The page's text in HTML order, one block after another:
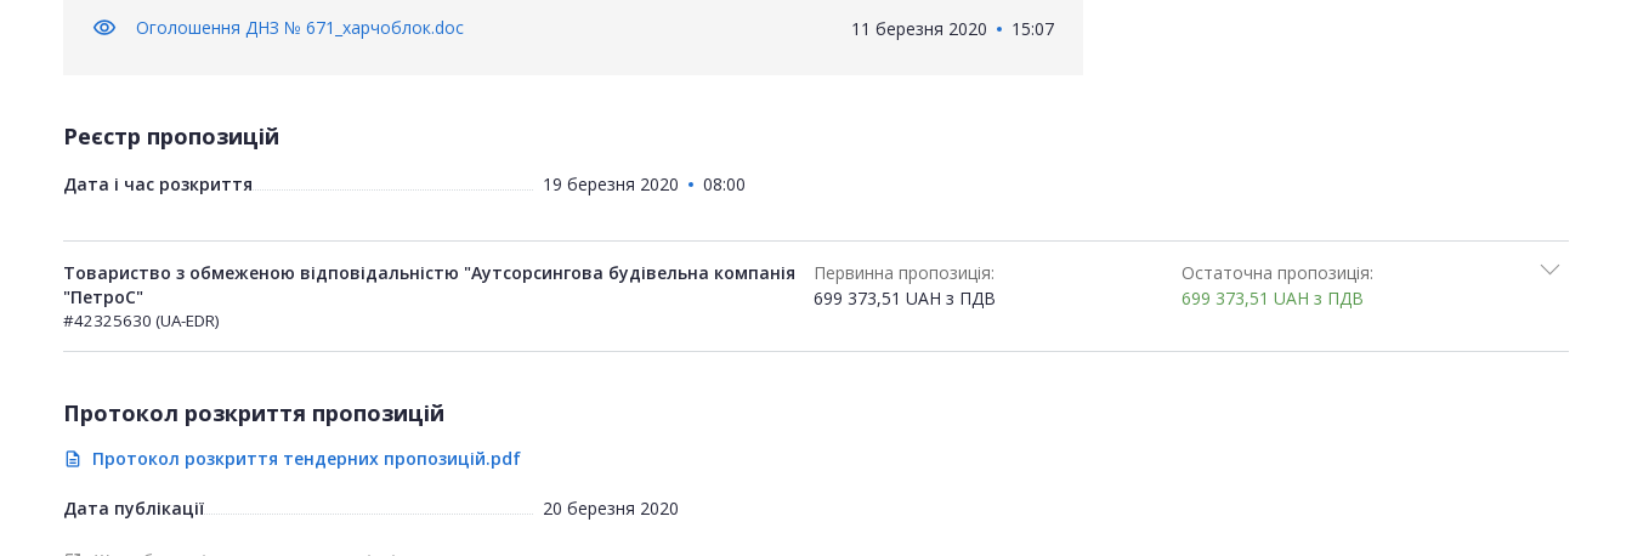
visibility Оголошення ДНЗ № 671_харчоблок.doc 11 березня 2020 15:07
Реєстр пропозицій
Дата і час розкриття 19 березня 2020 08:00
Товариство з обмеженою відповідальністю "Аутсорсингова будівельна компанія
"ПетроС"
#42325630 (UA-EDR)
Первинна пропозиція:
699 373,51 UAH з ПДВ
Остаточна пропозиція:
699 373,51UAHз ПДВ
Протокол розкриття пропозицій
description Протокол розкриття тендерних пропозицій.pdf
Дата публікації 20 березня 2020